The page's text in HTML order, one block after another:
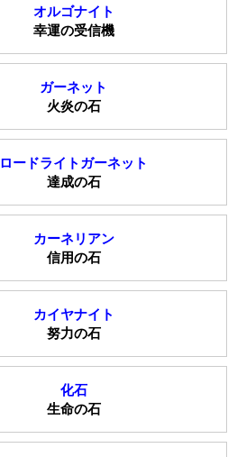
オルゴナイト
幸運の受信機
ガーネット
火炎の石
ロードライトガーネット
達成の石
カーネリアン
信用の石
カイヤナイト
努力の石
化石
生命の石